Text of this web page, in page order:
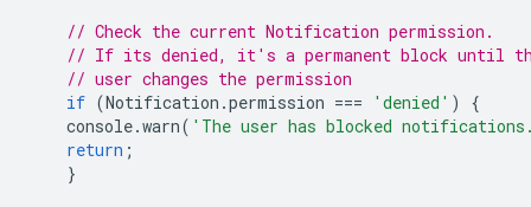
// Check the current Notification permission.
// If its denied, it's a permanent block until
// user changes the permission
if (Notification .permission === 'denied' )
{
console.warn( 'The user has blocked
return ;
}